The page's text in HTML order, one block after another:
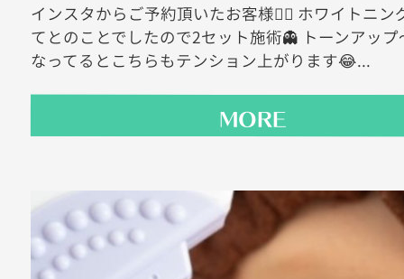
インスタからご予約頂いたお客様💁‍♀️ ホワイトニン
てとのことでしたので2セット施術👻 トーンアップ
なってるとこちらもテンション上がります😂...
MORE